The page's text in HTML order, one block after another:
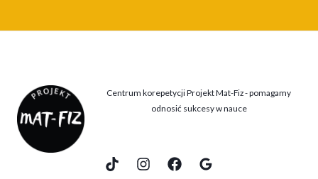
Centrum korepetycji Projekt Mat-Fiz - pomagamy
odnosić sukcesy w nauce